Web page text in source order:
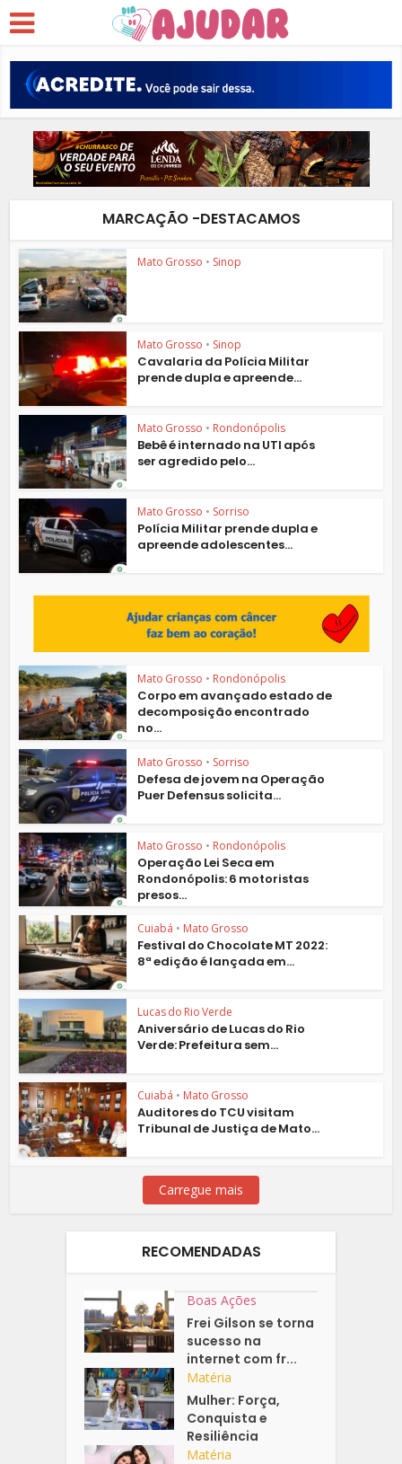
MARCAÇÃO -DESTACAMOS
Mato Grosso • Sinop
Mato Grosso • Sinop
Cavalaria da Polícia Militar
prende dupla e apreende...
Mato Grosso • Rondonópolis
Bebê é internado na UTI após
ser agredido pelo...
Mato Grosso • Sorriso
Polícia Militar prende dupla e
apreende adolescentes...
Mato Grosso • Rondonópolis
Corpo em avançado estado de
decomposição encontrado
no...
Mato Grosso • Sorriso
Defesa de jovem na Operação
Puer Defensus solicita...
Mato Grosso • Rondonópolis
Operação Lei Seca em
Rondonópolis: 6 motoristas
presos...
Cuiabá • Mato Grosso
Festival do Chocolate MT 2022:
8ª edição é lançada em...
Lucas do Rio Verde
Aniversário de Lucas do Rio
Verde: Prefeitura sem...
Cuiabá • Mato Grosso
Auditores do TCU visitam
Tribunal de Justiça de Mato...
Carregue mais
RECOMENDADAS
Boas Ações
Frei Gilson se torna
sucesso na
internet com fr...
Matéria
Mulher: Força,
Conquista e
Resiliência
Matéria